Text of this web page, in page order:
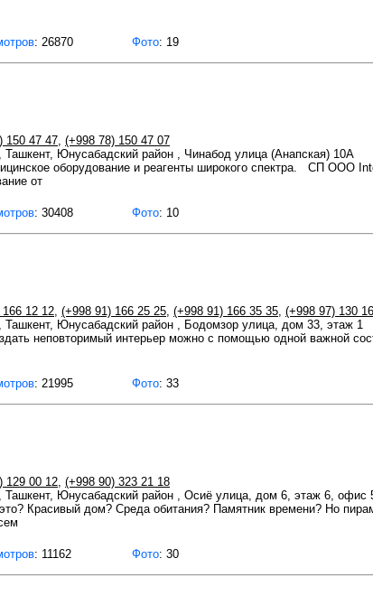
: 26870 Фото: 19
150 47 47, (+998 78) 150 47 07
Ташкент, Юнусабадский район , Чинабод улица (Анапская) 10А
оборудование и реагенты широкого спектра. СП ООО
от
: 30408 Фото: 10
12 12, (+998 91) 166 25 25, (+998 91) 166 35 35, (+998 97) 130
Ташкент, Юнусабадский район , Бодомзор улица, дом 33, этаж 1
неповторимый интерьер можно с помощью одной важной
: 21995 Фото: 33
129 00 12, (+998 90) 323 21 18
Ташкент, Юнусабадский район , Осиё улица, дом 6, этаж 6, офис
Красивый дом? Среда обитания? Памятник времени? Но
: 11162 Фото: 30